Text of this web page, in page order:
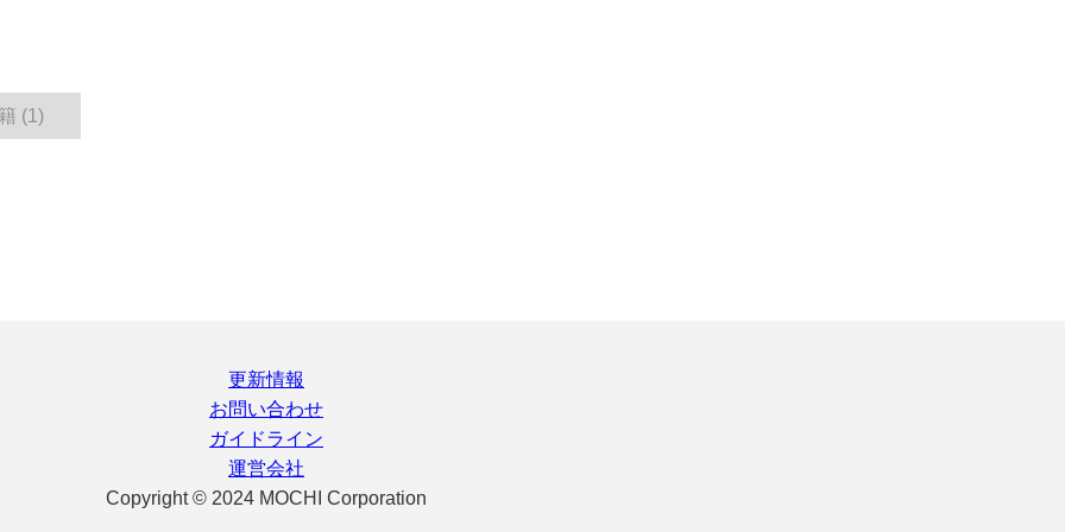
(1)
更新情報
お問い合わせ
ガイドライン
運営会社
Copyright © 2024 MOCHI Corporation